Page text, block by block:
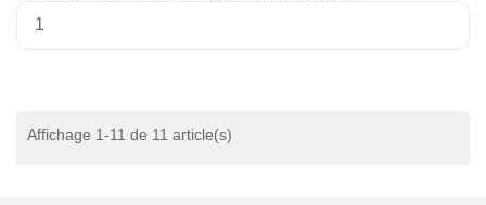
Affichage 1-11 de 11 article(s)